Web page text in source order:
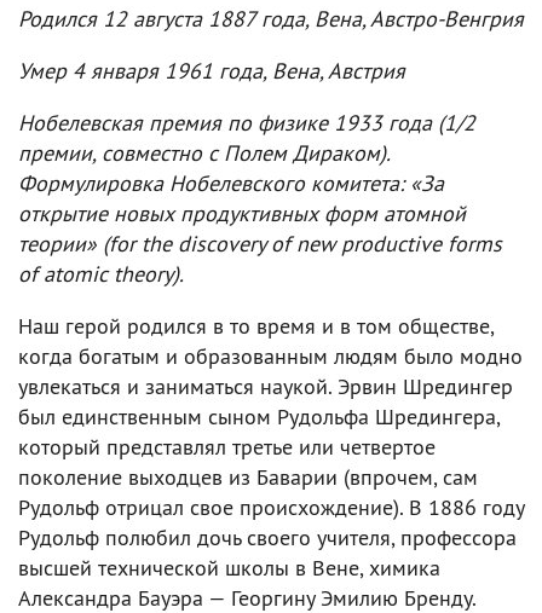
Родился 12 августа 1887 года, Вена, Австро-Венгрия
Умер 4 января 1961 года, Вена, Австрия
Нобелевская премия по физике 1933 года (1/2
премии, совместно с Полем Дираком).
Формулировка Нобелевского комитета: «За
открытие новых продуктивных форм атомной
теории» (for the discovery of new productive forms
of atomic theory).
Наш герой родился в то время и в том обществе,
когда богатым и образованным людям было модно
увлекаться и заниматься наукой. Эрвин Шредингер
был единственным сыном Рудольфа Шредингера,
который представлял третье или четвертое
поколение выходцев из Баварии (впрочем, сам
Рудольф отрицал свое происхождение). В 1886 году
Рудольф полюбил дочь своего учителя, профессора
высшей технической школы в Вене, химика
Александра Бауэра — Георгину Эмилию Бренду.